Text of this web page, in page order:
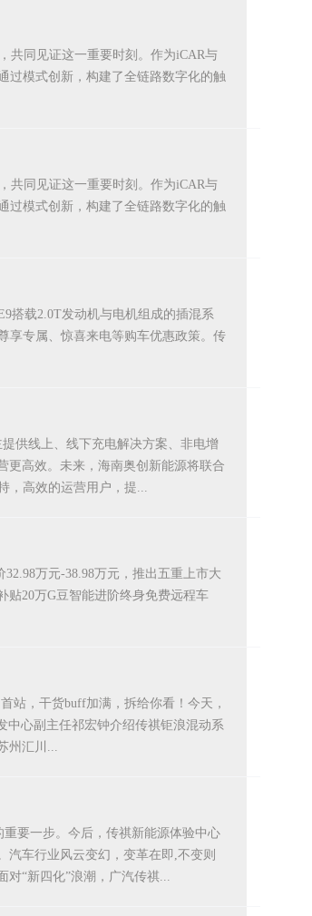
共同见证这一重要时刻。作为iCAR与
过模式创新，构建了全链路数字化的触
共同见证这一重要时刻。作为iCAR与
过模式创新，构建了全链路数字化的触
搭载2.0T发动机与电机组成的插混系
享专属、惊喜来电等购车优惠政策。传
供线上、线下充电解决方案、非电增
更高效。未来，海南奥创新能源将联合
，高效的运营用户，提...
万元-38.98万元，推出五重上市大
贴20万G豆智能进阶终身免费远程车
站，干货buff加满，拆给你看！今天，
中心副主任祁宏钟介绍传祺钜浪混动系
州汇川...
要一步。今后，传祺新能源体验中心
汽车行业风云变幻，变革在即,不变则
对“新四化”浪潮，广汽传祺...